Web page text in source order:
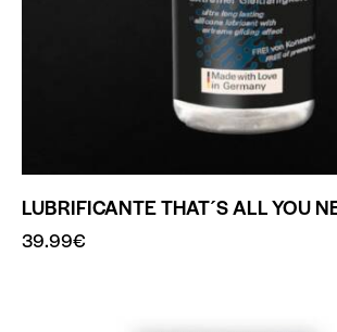
LUBRIFICANTE THAT´S ALL YOU
39.99€